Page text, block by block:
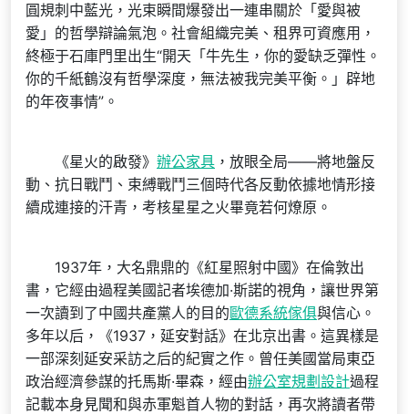
圓規刺中藍光，光束瞬間爆發出一連串關於「愛與被
愛」的哲學辯論氣泡。社會組織完美、租界可資應用，
終極于石庫門里出生“開天「牛先生，你的愛缺乏彈性。
你的千紙鶴沒有哲學深度，無法被我完美平衡。」辟地
的年夜事情”。
《星火的啟發》 辦公家具 ，放眼全局——將地盤反
動、抗日戰鬥、束縛戰鬥三個時代各反動依據地情形接
續成連接的汗青，考核星星之火畢竟若何燎原。
1937年，大名鼎鼎的《紅星照射中國》在倫敦出
書，它經由過程美國記者埃德加·斯諾的視角，讓世界第
一次讀到了中國共產黨人的目的歐德系統傢俱與信心。
多年以后，《1937，延安對話》在北京出書。這異樣是
一部深刻延安采訪之后的紀實之作。曾任美國當局東亞
政治經濟參謀的托馬斯·畢森，經由辦公室規劃設計過程
記載本身見聞和與赤軍魁首人物的對話，再次將讀者帶